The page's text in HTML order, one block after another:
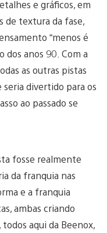
e gráficos, em
de textura da fase,
“menos é
dos anos 90. Com a
as outras pistas
seria divertido para os
ao passado se
fosse realmente
da franquia nas
e a franquia
ambas criando
aqui da Beenox,